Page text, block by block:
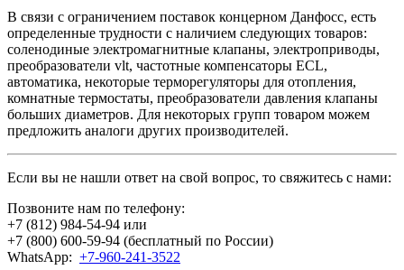
В связи с ограничением поставок концерном Данфосс, есть
определенные трудности с наличием следующих товаров:
соленодиные электромагнитные клапаны, электроприводы,
преобразователи vlt, частотные компенсаторы ECL,
автоматика, некоторые терморегуляторы для отопления,
комнатные термостаты, преобразователи давления клапаны
больших диаметров. Для некоторых групп товаром можем
предложить аналоги других производителей.
Если вы не нашли ответ на свой вопрос, то свяжитесь с нами:
Позвоните нам по телефону:
+7 (812) 984-54-94 или
+7 (800) 600-59-94 (бесплатный по России)
WhatsApp: +7-960-241-3522